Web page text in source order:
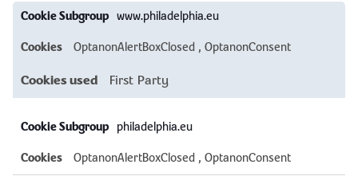
Strictly
Necessary
www.philadelphia.eu
OptanonAlertBoxClosed , OptanonConsent
First Party
philadelphia.eu
OptanonAlertBoxClosed , OptanonConsent